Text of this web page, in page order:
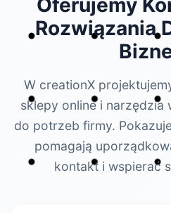
Oferujemy
Rozwiązania
W creationX
sklepy online i narzędzia
do potrzeb firmy.
pomagają
kontakt i wspierać